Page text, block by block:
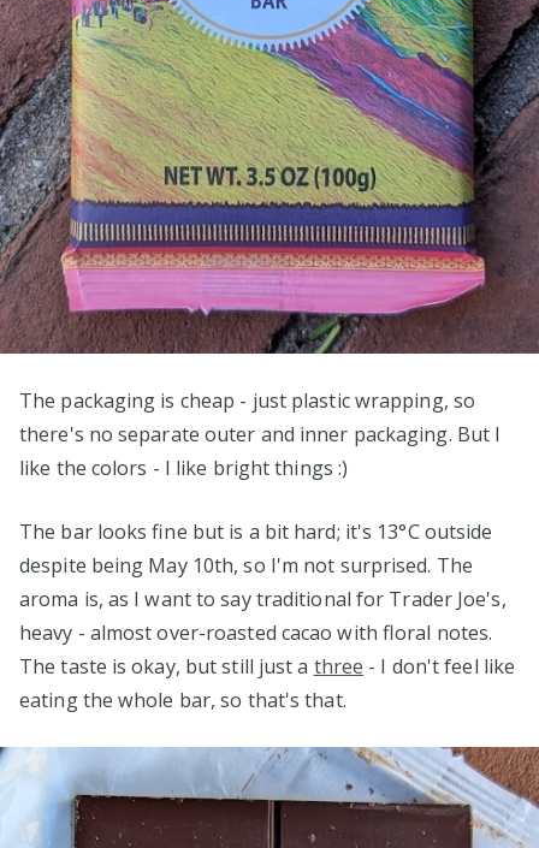
The packaging is cheap - just plastic wrapping, so
there's no separate outer and inner packaging. But I
like the colors - I like bright things :)
The bar looks fine but is a bit hard; it's 13°C outside
despite being May 10th, so I'm not surprised. The
aroma is, as I want to say traditional for Trader Joe's,
heavy - almost over-roasted cacao with floral notes.
The taste is okay, but still just a three - I don't feel like
eating the whole bar, so that's that.